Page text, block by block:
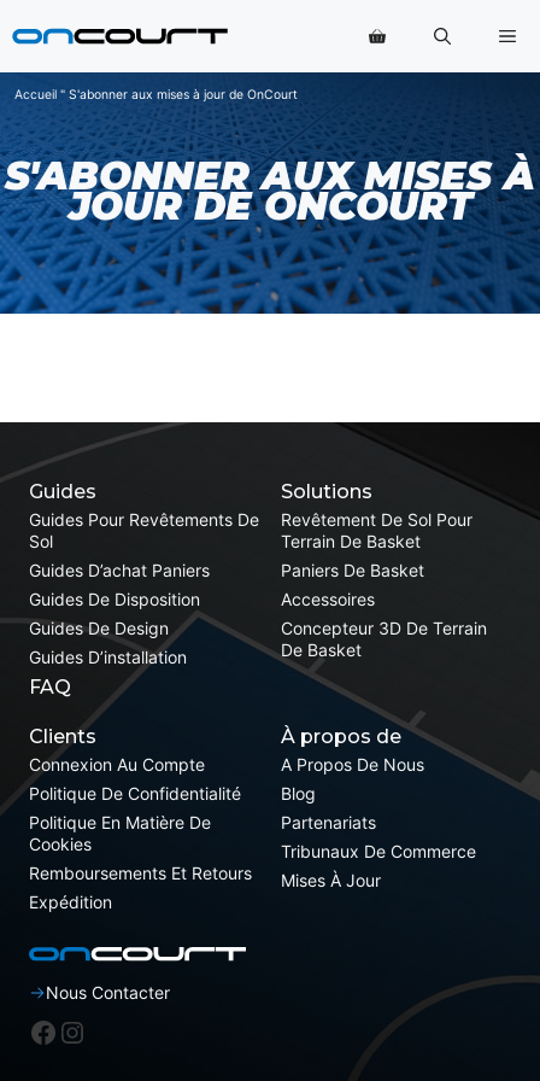
au
Accueil " S'abonner aux mises à jour de OnCourt
S'ABONNER AUX MISES À
JOUR DE ONCOURT
Solutions
Revêtement De Sol Pour
Terrain De Basket
Paniers De Basket
Accessoires
Concepteur 3D De Terrain
De Basket
Guides
Guides Pour Revêtements De
Sol
Guides D’achat Paniers
Guides De Disposition
Guides De Design
Guides D’installation
FAQ
Clients
Connexion Au Compte
Politique De Confidentialité
Politique En Matière De
Cookies
Remboursements Et Retours
Expédition
À propos de
A Propos De Nous
Blog
Partenariats
Tribunaux De Commerce
Mises À Jour
Nous Contacter
Facebook
Instagram